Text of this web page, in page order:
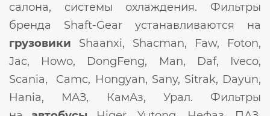
салона, системы охлаждения. Фильтры
бренда Shaft-Gear устанавливаются на
грузовики Shaanxi, Shacman, Faw, Foton,
Jac, Howo, DongFeng, Man, Daf, Iveco,
Scania, Camc, Hongyan, Sany, Sitrak, Dayun,
Hania, МАЗ, КамАз, Урал. Фильтры